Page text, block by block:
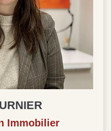
Immobilier